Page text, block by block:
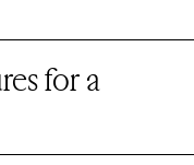
for a